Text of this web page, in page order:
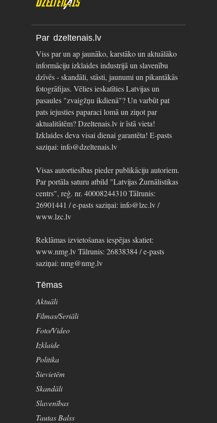
Par dzeltenais.lv
Viss par un ap jaunāko, karstāko un aktuālāko
informāciju izklaides industrijā un slavenību
dzīvēs - skandāli, stāsti, jaunumi un pikantākās
fotogrāfijas. Vēlies ieskatīties Latvijas un
pasaules "zvaigžņu ikdienā"? Un varbūt pat
pats iejusties paparaci lomā un ziņot par
aktualitātēm? Dzeltenais.lv ir īstā vieta!
Izklaides deva visai dienai garantēta! E-pasts
saziņai: info@dzeltenais.lv
Visas autortiesības pieder publikāciju autoriem.
Par portāla saturu atbild "Latvijas Žurnālistikas
centrs", reģ. nr. 40008244310 Tālrunis:
26901441 / e-pasts saziņai: info@lzc.lv /
www.lzc.lv
Reklāmas izvietošanas iespējas skatiet:
www.nmg.lv Tālrunis: 26838384 / e-pasts
saziņai: nmg@nmg.lv
Tēmas
Aktuāli
Filmas/Seriāli
Foto/Video
Izklaide
Politika
Sievietēm
Skandāli
Slavenības
Tautas Balss